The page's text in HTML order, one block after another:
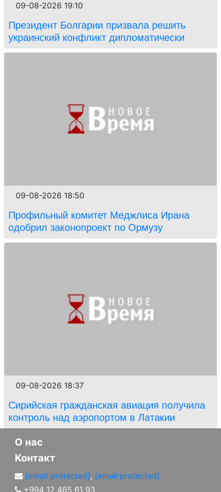
09-08-2026 19:10
Президент Болгарии призвала решить
украинский конфликт дипломатически
09-08-2026 18:50
Профильный комитет Меджлиса Ирана
одобрил законопроект по Ормузу
09-08-2026 18:37
Сирийская гражданская авиация получила
контроль над аэропортом в Латакии
О нас
Контакт
[email protected], [email protected]
+994 12 465 61 93